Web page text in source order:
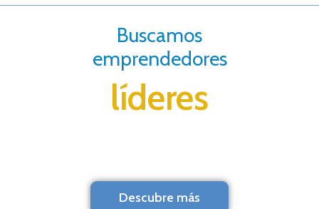
Buscamos
emprendedores
líderes
Descubre más